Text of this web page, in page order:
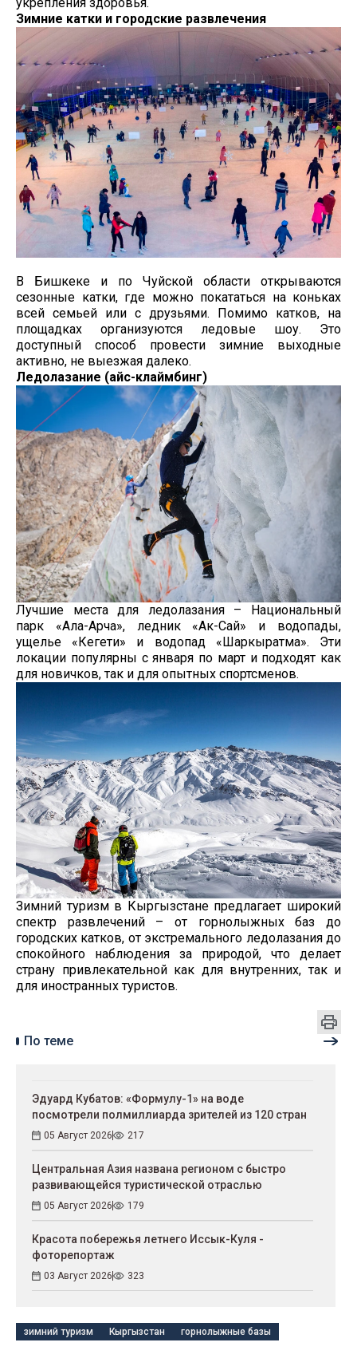
укрепления здоровья.
Зимние катки и городские развлечения
В Бишкеке и по Чуйской области открываются
сезонные катки, где можно покататься на коньках
всей семьей или с друзьями. Помимо катков, на
площадках организуются ледовые шоу. Это
доступный способ провести зимние выходные
активно, не выезжая далеко.
Ледолазание (айс-клаймбинг)
Лучшие места для ледолазания – Национальный
парк «Ала-Арча», ледник «Ак-Сай» и водопады,
ущелье «Кегети» и водопад «Шаркыратма». Эти
локации популярны с января по март и подходят как
для новичков, так и для опытных спортсменов.
Зимний туризм в Кыргызстане предлагает широкий
спектр развлечений – от горнолыжных баз до
городских катков, от экстремального ледолазания до
спокойного наблюдения за природой, что делает
страну привлекательной как для внутренних, так и
для иностранных туристов.
По теме
Эдуард Кубатов: «Формулу-1» на воде
посмотрели полмиллиарда зрителей из 120 стран
05 Август 2026 217
Центральная Азия названа регионом с быстро
развивающейся туристической отраслью
05 Август 2026 179
Красота побережья летнего Иссык-Куля -
фоторепортаж
03 Август 2026 323
зимний туризм Кыргызстан горнолыжные базы